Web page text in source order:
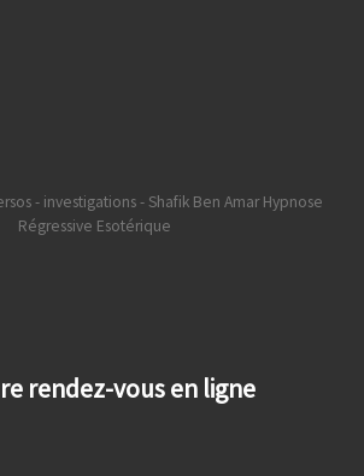
rendez-vous en ligne